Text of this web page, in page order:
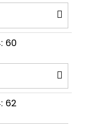
60
62